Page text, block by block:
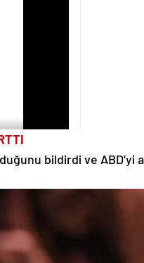
bildirdi ve ABD’yi